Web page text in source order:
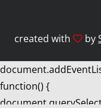
created with by
function() {